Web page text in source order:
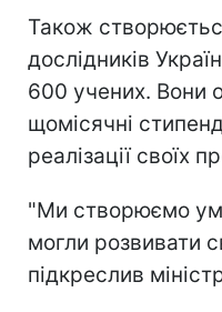
Також
дослідників
600 учених. Вони
щомісячні
реалізації своїх
"Ми створюємо
могли розвивати
підкреслив